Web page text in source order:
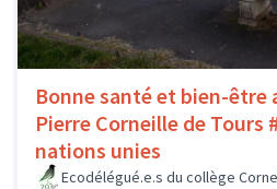
Bonne santé et bien-être
Pierre Corneille de Tours
nations unies
Ecodélégué.e.s du collège